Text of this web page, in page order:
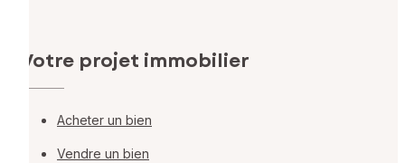
Votre projet immobilier
Acheter un bien
Vendre un bien